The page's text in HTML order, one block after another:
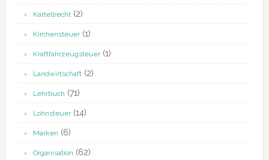
Kartellrecht(2)
Kirchensteuer(1)
Kraftfahrzeugsteuer(1)
Landwirtschaft(2)
Lehrbuch (71)
Lohnsteuer(14)
Marken (6)
Organisation (62)